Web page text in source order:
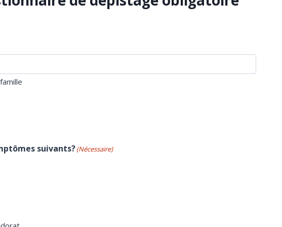
suivants?(Nécessaire)